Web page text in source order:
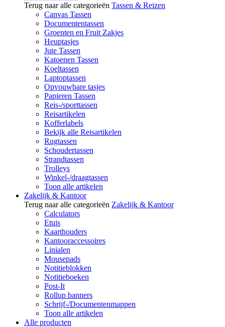
Terug naar alle categorieën Tassen & Reizen
Canvas Tassen
Documententassen
Groenten en Fruit Zakjes
Heuptasjes
Jute Tassen
Katoenen Tassen
Koeltassen
Laptoptassen
Opvouwbare tasjes
Papieren Tassen
Reis-/sporttassen
Reisartikelen
Kofferlabels
Bekijk alle Reisartikelen
Rugtassen
Schoudertassen
Strandtassen
Trolleys
Winkel-/draagtassen
Toon alle artikelen
Zakelijk & Kantoor
Terug naar alle categorieën Zakelijk & Kantoor
Calculators
Etuis
Kaarthouders
Kantooraccessoires
Linialen
Mousepads
Notitieblokken
Notitieboeken
Post-It
Rollup banners
Schrijf-/Documentenmappen
Toon alle artikelen
Alle producten